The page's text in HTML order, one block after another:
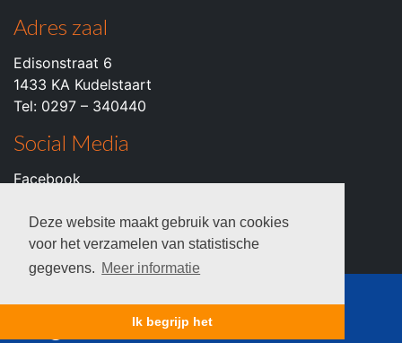
Deze website maakt gebruik van cookies
voor het verzamelen van statistische
gegevens. Meer informatie
Ik begrijp het
Adres zaal
Edisonstraat 6
1433 KA Kudelstaart
Tel: 0297 – 340440
Social Media
Facebook
Youtube